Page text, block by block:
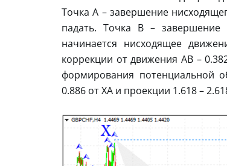
Точка A – завершение
падать. Точка B –
начинается нисходящее
коррекции от движения AB –
формирования потенциальной
0.886 от XA и проекции 1.618 –